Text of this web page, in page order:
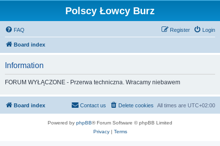
Polscy Łowcy Burz
FAQ Login
Register
Board index
Information
FORUM WYŁĄCZONE - Przerwa techniczna. Wracamy niebawem
Board index All times are UTC+02:00
Delete cookies
Contact us
Powered by phpBB® Forum Software © phpBB Limited
Privacy| Terms